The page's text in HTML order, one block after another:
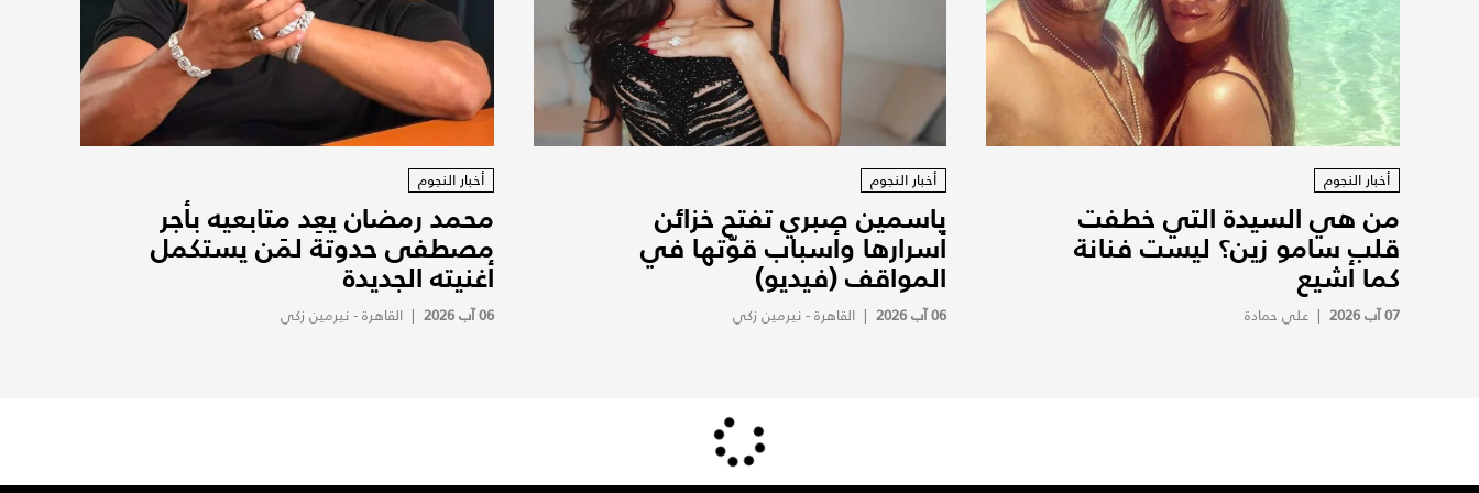
أخبار النجوم
من هي السيدة التي خطفت
قلب سامو زين؟ ليست فنانة
كما أشيع
07 آب 2026 | علي حمادة
أخبار النجوم
ياسمين صبري تفتح خزائن
أسرارها وأسباب قوّتها في
المواقف (فيديو)
06 آب 2026 | القاهرة - نيرمين زكي
أخبار النجوم
محمد رمضان يعِد متابعيه بأجر
مصطفى حدوتة لمَن يستكمل
أغنيته الجديدة
06 آب 2026 |القاهرة - نيرمين زكي